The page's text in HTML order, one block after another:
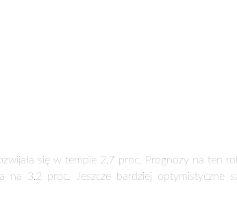
się w tempie 2,7 proc. Prognozy na ten
3,2 proc. Jeszcze bardziej optymistyczne